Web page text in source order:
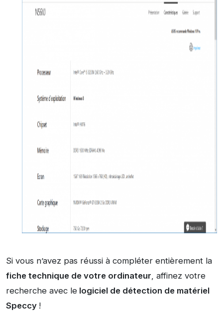
Si vous n’avez pas réussi à compléter entièrement la
fiche technique de votre ordinateur, affinez votre
recherche avec le logiciel de détection de matériel
Speccy !